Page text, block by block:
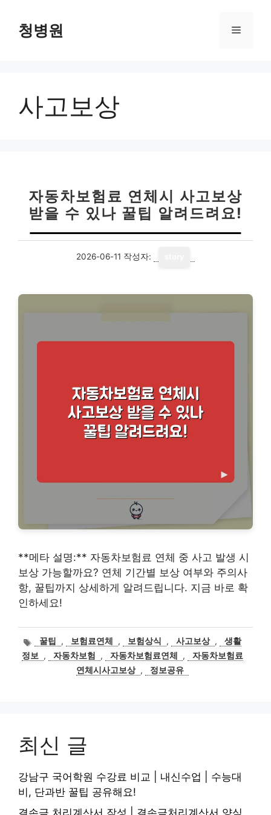
청병원 메
사고보상
자동차보험료 연체시 사고보상
받을 수 있나 꿀팁 알려드려요!
2026-06-11 작성자:
**메타 설명:** 자동차보험료 연체 중 사고 발생 시
보상 가능할까요? 연체 기간별 보상 여부와 주의사
항, 꿀팁까지 상세하게 알려드립니다. 지금 바로 확
인하세요!
태
그
꿀팁 , 보험료연체 , 보험상식 , 사고보상 ,
생활
정보
, 자동차보험 , 자동차보험료연체 ,
자동차보험료
연체시사고보상 , 정보공유
최신 글
강남구 국어학원 수강료 비교 | 내신수업 | 수능대
비, 단과반 꿀팁 공유해요!
결손금 처리계산서 작성 | 결손금처리계산서 양식